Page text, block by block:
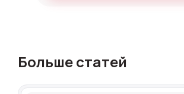
Больше статей